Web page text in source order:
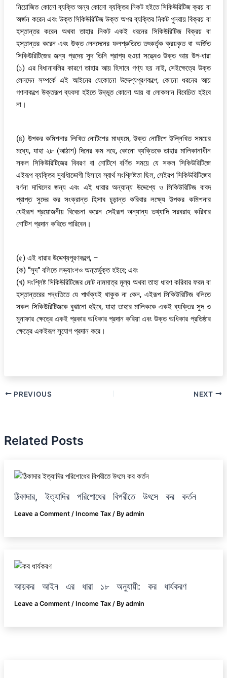
নিয়োজিত কোনো ব্যক্তি অন্য কোনো ব্যক্তির নিকট হইতে সিকিউরিটিজ ক্রয় বা
অর্জন করেন এবং উক্ত সিকিউরিটিজ উক্ত অপর ব্যক্তির নিকট পুনরায় বিক্রয় বা
হস্তান্তর করেন অথবা তাহার নিকট একই ধরনের সিকিউরিটিজ বিক্রয় বা
হস্তান্তর করেন এবং উক্ত লেনদেনের ফলশ্রুতিতে তৎকর্তৃক ক্রয়কৃত বা অর্জিত
সিকিউরিটিজের জন্য প্রদেয় সুদ তিনি প্রাপ্য হওয়া সত্ত্বেও উক্ত আয় উপ-ধারা
(১) এর বিধানাবলির কারণে তাহার আয় হিসাবে গণ্য হয় নাই, সেইক্ষেত্রে উক্ত
লেনদেন সম্পর্কে এই আইনের যেকোনো উদ্দেশ্যপূরণকল্পে, কোনো ধরনের আয়
গণনাকল্পে উক্তরূপ ব্যবসা হইতে উদ্ভূত কোনো আয় বা লোকসান বিবেচিত হইবে
না।
(৪) উপকর কমিশনার লিখিত নোটিশের মাধ্যমে, উক্ত নোটিশে উল্লিখিত সময়ের
মধ্যে, যাহা ২৮ (আঠাশ) দিনের কম নহে, কোনো ব্যক্তিকে তাহার মালিকানাধীন
সকল সিকিউরিটিজের বিবরণ বা নোটিশে বর্ণিত সময়ে যে সকল সিকিউরিটিজে
এইরূপ ব্যক্তির সুবধিাভোগী হিসাবে স্বার্থ সংশ্লিষ্টতা ছিল, সেইরপ সিকিউরিটিজের
বর্ণনা দাখিলের জন্য এবং এই ধারার অন্যান্য উদ্দেশ্যে ও সিকিউরিটিজ বাবদ
প্রাপ্ত সুদের কর সংক্রান্ত হিসাব চূড়ান্ত করিবার লক্ষ্যে উপকর কমিশনার
যেইরূপ প্রয়োজনীয় বিবেচনা করেন সেইরূপ অন্যান্য তথ্যাদি সরবরাহ করিবার
নোটিশ প্রদান করিতে পারিবেন।
(৫) এই ধারার উদ্দেশ্যপূরণকল্পে, –
(ক) “সুদ” বলিতে লভ্যাংশও অন্তর্ভুক্ত হইবে; এবং
(খ) সংশ্লিষ্ট সিকিউরিটিজের মোট নামমাত্র মূল্য অথবা তাহা ধারণ করিবার ফরম বা
হস্তান্তরের পদ্ধতিতে যে পার্থক্যই থাকুক না কেন, এইরূপ সিকিউরিটিজ বলিতে
সকল সিকিউরিটিজকে বুঝানো হইবে, যাহা তাহার মালিককে একই ব্যক্তির সুদ ও
মুনাফার ক্ষেত্রে একই প্রকার অধিকার প্রদান করিয়া এবং উক্ত অধিকার প্রতিষ্ঠার
ক্ষেত্রে একইরূপ সুযোগ প্রদান করে।
PREVIOUS NEXT
Related Posts
ঠিকাদার, ইত্যাদির পরিশোধের বিপরীতে উৎসে কর কর্তন
Leave a Comment / Income Tax/ By admin
আয়কর আইন এর ধারা ১৮ অনুযায়ী: কর ধার্যকরণ
Leave a Comment / Income Tax/ By admin